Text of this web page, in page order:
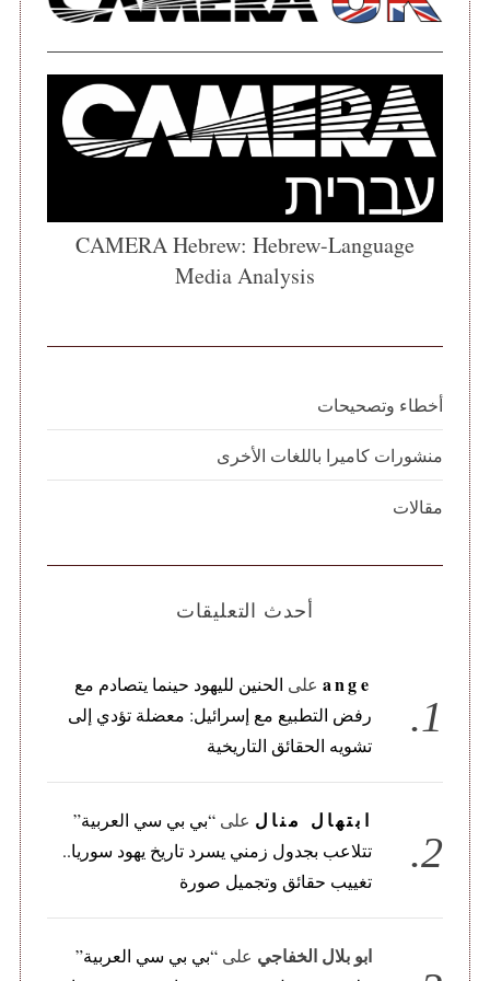
CAMERA Hebrew: Hebrew-Language
Media Analysis
أخطاء وتصحيحات
منشورات كاميرا باللغات الأخرى
مقالات
أحدث التعليقات
angeعلى الحنين لليهود حينما يتصادم مع
رفض التطبيع مع إسرائيل: معضلة تؤدي إلى
تشويه الحقائق التاريخية
ابتهال منال على“بي بي سي العربية”
تتلاعب بجدول زمني يسرد تاريخ يهود سوريا..
تغييب حقائق وتجميل صورة
ابو بلال الخفاجي على“بي بي سي العربية”